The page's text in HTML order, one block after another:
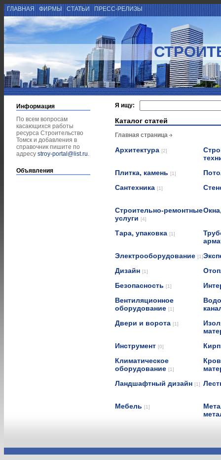
ГЛАВНАЯ ФИРМЫ СТАТЬИ ПРЕСС-РЕЛИЗЫ
Информация
По всем вопросам
касающихся работы
ресурса Строительство
Томск и добавления в
справочник пишите по
адресу stroy-portal@list.ru.
Объявления
Я ищу:
Каталог статей
Главная страница
Архитектура [2]
Плитка, камень [1]
Сантехника [1]
Строительно-ремонтные
услуги [4]
Тара, упаковка [1]
Электрооборудование [1]
Дизайн [1]
Безопасность [1]
Вентиляционное
оборудование [1]
Двери и ворота [1]
Инструмент [0]
Климатическое
оборудование [1]
Ландшафтный дизайн [1]
Мебель [1]